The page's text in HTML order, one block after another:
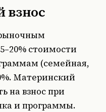
взнос
стоимости
(семейная,
Материнский
на взнос при
и программы.